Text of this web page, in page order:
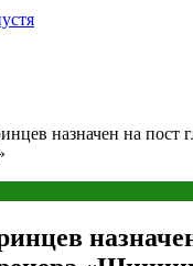
назначен на пост